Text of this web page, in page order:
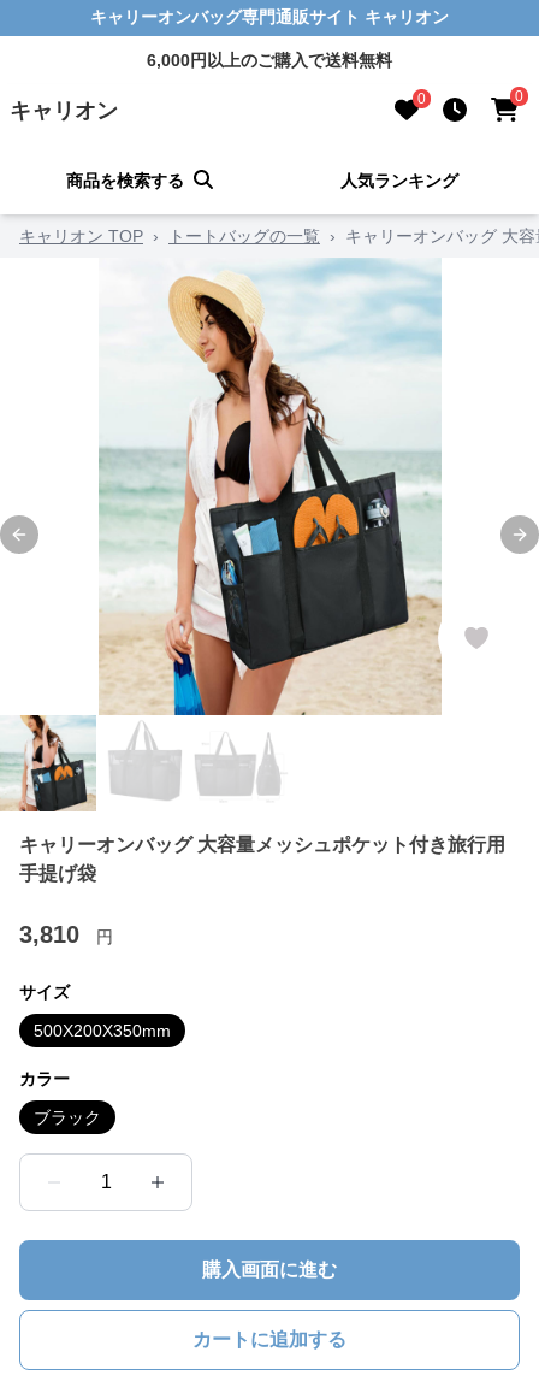
キャリーオンバッグ専門通販サイト キャリオン
6,000円以上のご購入で送料無料
キャリオン 0 0
商品を検索する 人気ランキング
キャリオン TOP › トートバッグの一覧 › キャリーオンバッグ 大
Previous slide
キャリーオンバッグ 大容量メッシュポケット付き旅行用
手提げ袋
3,810 円
サイズ
500X200X350mm
カラー
ブラック
1
購入画面に進む
カートに追加する